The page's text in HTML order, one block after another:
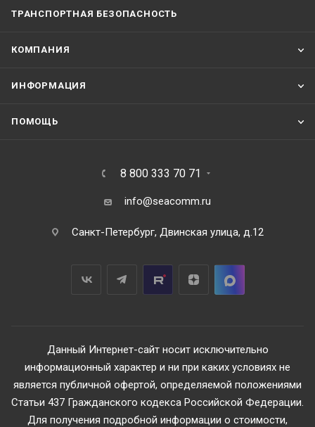
ТРАНСПОРТНАЯ БЕЗОПАСНОСТЬ
КОМПАНИЯ
ИНФОРМАЦИЯ
ПОМОЩЬ
8 800 333 70 71
info@seacomm.ru
Санкт-Петербург, Двинская улица, д.12
Данный Интернет-сайт носит исключительно
информационный характер и ни при каких условиях не
является публичной офертой, определяемой положениями
Статьи 437 Гражданского кодекса Российской Федерации.
Для получения подробной информации о стоимости,